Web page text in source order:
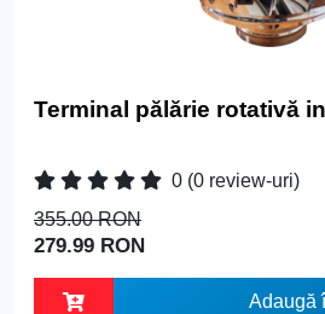
Terminal pălărie rotativă
0 (0 review-uri)
355.00 RON
279.99 RON
Adaugă